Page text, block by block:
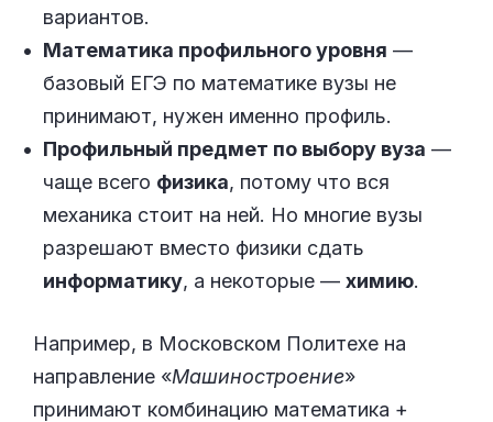
вариантов.
Математика профильного уровня —
базовый ЕГЭ по математике вузы не
принимают, нужен именно профиль.
Профильный предмет по выбору вуза —
чаще всего физика, потому что вся
механика стоит на ней. Но многие вузы
разрешают вместо физики сдать
информатику, а некоторые — химию.
Например, в Московском Политехе на
направление «Машиностроение»
принимают комбинацию математика +